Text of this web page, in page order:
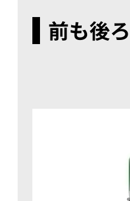
前も後